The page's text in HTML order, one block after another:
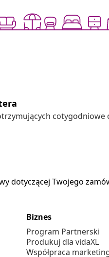
cotygodniowe
dotyczącej Twojego
Biznes
Program Partnerski
Produkuj dla vidaXL
Współpraca